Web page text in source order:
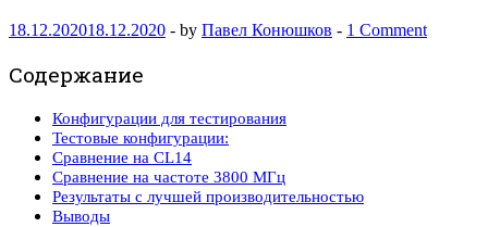
18.12.202018.12.2020 - by Павел Конюшков - 1 Comment
Содержание
Конфигурации для тестирования
Тестовые конфигурации:
Сравнение на CL14
Сравнение на частоте 3800 МГц
Результаты с лучшей производительностью
Выводы